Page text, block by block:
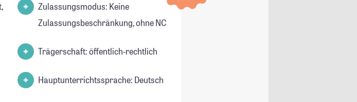
Zulassungsmodus: Keine
Zulassungsbeschränkung, ohne NC
Trägerschaft: öffentlich-rechtlich
Hauptunterrichtssprache: Deutsch